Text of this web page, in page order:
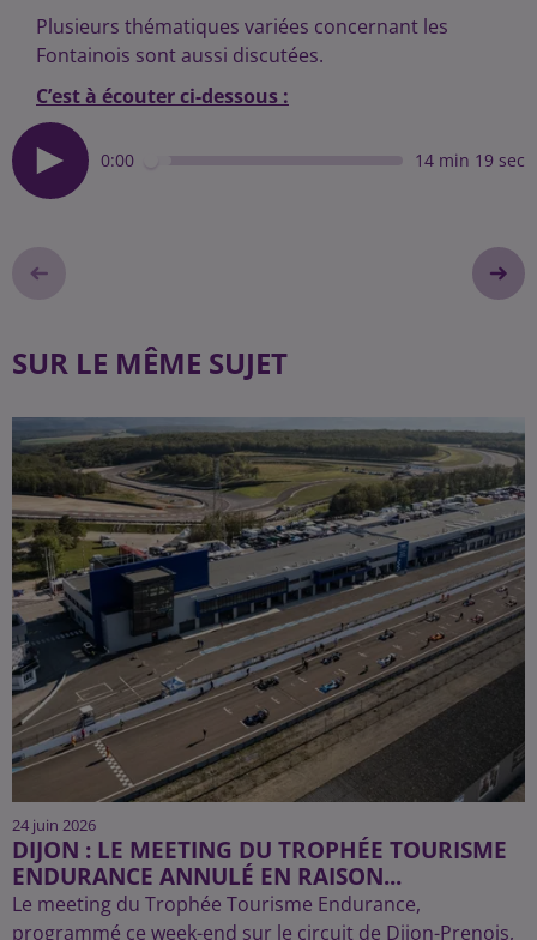
Plusieurs thématiques variées concernant les
Fontainois sont aussi discutées.
C’est à écouter ci-dessous :
0:00 14 min 19 sec
SUR LE MÊME SUJET
24 juin 2026
DIJON : LE MEETING DU TROPHÉE TOURISME
ENDURANCE ANNULÉ EN RAISON...
Le meeting du Trophée Tourisme Endurance,
programmé ce week-end sur le circuit de Dijon-Prenois,